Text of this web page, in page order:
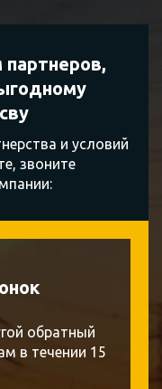
и условий
звоните
обратный
в течении 15